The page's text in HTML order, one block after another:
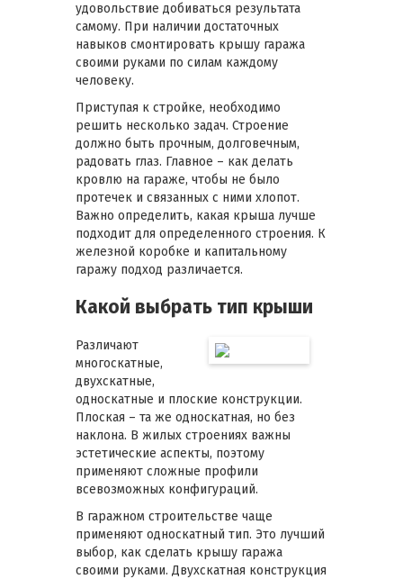
удовольствие добиваться результата
самому. При наличии достаточных
навыков смонтировать крышу гаража
своими руками по силам каждому
человеку.
Приступая к стройке, необходимо
решить несколько задач. Строение
должно быть прочным, долговечным,
радовать глаз. Главное – как делать
кровлю на гараже, чтобы не было
протечек и связанных с ними хлопот.
Важно определить, какая крыша лучше
подходит для определенного строения. К
железной коробке и капитальному
гаражу подход различается.
Какой выбрать тип крыши
Различают
многоскатные,
двухскатные,
односкатные и плоские конструкции.
Плоская – та же односкатная, но без
наклона. В жилых строениях важны
эстетические аспекты, поэтому
применяют сложные профили
всевозможных конфигураций.
В гаражном строительстве чаще
применяют односкатный тип. Это лучший
выбор, как сделать крышу гаража
своими руками. Двухскатная конструкция